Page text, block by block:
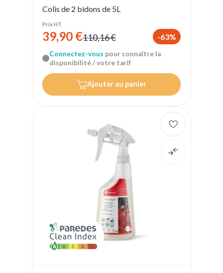
Colis de 2 bidons de 5L
Prix HT
39,90 €110,16 € -63%
Connectez-vous pour connaître la
disponibilité / votre tarif
Ajouter au panier